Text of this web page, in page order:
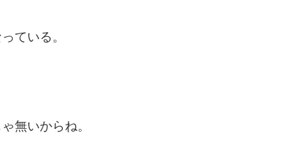
ている。
無いからね。